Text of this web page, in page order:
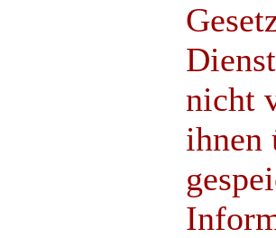
nicht
ihnen